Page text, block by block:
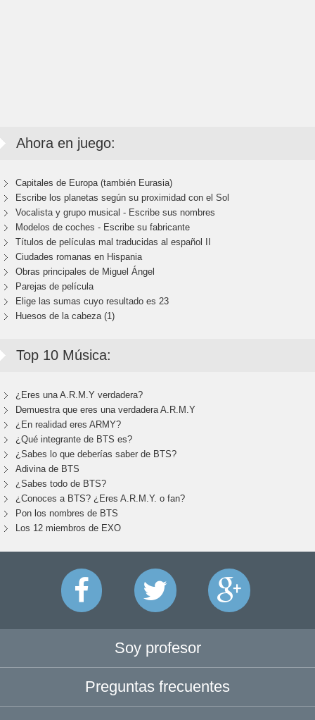
Ahora en juego:
Capitales de Europa (también Eurasia)
Escribe los planetas según su proximidad con el Sol
Vocalista y grupo musical - Escribe sus nombres
Modelos de coches - Escribe su fabricante
Títulos de películas mal traducidas al español II
Ciudades romanas en Hispania
Obras principales de Miguel Ángel
Parejas de película
Elige las sumas cuyo resultado es 23
Huesos de la cabeza (1)
Top 10 Música:
¿Eres una A.R.M.Y verdadera?
Demuestra que eres una verdadera A.R.M.Y
¿En realidad eres ARMY?
¿Qué integrante de BTS es?
¿Sabes lo que deberías saber de BTS?
Adivina de BTS
¿Sabes todo de BTS?
¿Conoces a BTS? ¿Eres A.R.M.Y. o fan?
Pon los nombres de BTS
Los 12 miembros de EXO
Soy profesor
Preguntas frecuentes